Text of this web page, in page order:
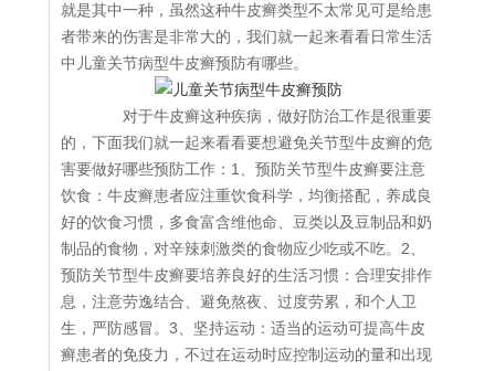
就是其中一种，虽然这种牛皮癣类型不太常见可是给患
者带来的伤害是非常大的，我们就一起来看看日常生活
中儿童关节病型牛皮癣预防有哪些。
对于牛皮癣这种疾病，做好防治工作是很重要
的，下面我们就一起来看看要想避免关节型牛皮癣的危
害要做好哪些预防工作：1、预防关节型牛皮癣要注意
饮食：牛皮癣患者应注重饮食科学，均衡搭配，养成良
好的饮食习惯，多食富含维他命、豆类以及豆制品和奶
制品的食物，对辛辣刺激类的食物应少吃或不吃。2、
预防关节型牛皮癣要培养良好的生活习惯：合理安排作
息，注意劳逸结合、避免熬夜、过度劳累，和个人卫
生，严防感冒。3、坚持运动：适当的运动可提高牛皮
癣患者的免疫力，不过在运动时应控制运动的量和出现